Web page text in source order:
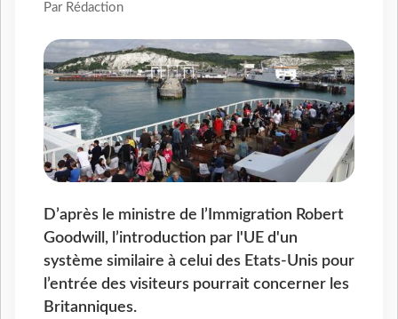
Par Rédaction
D’après le ministre de l’Immigration Robert
Goodwill, l’introduction par l'UE d'un
système similaire à celui des Etats-Unis pour
l’entrée des visiteurs pourrait concerner les
Britanniques.